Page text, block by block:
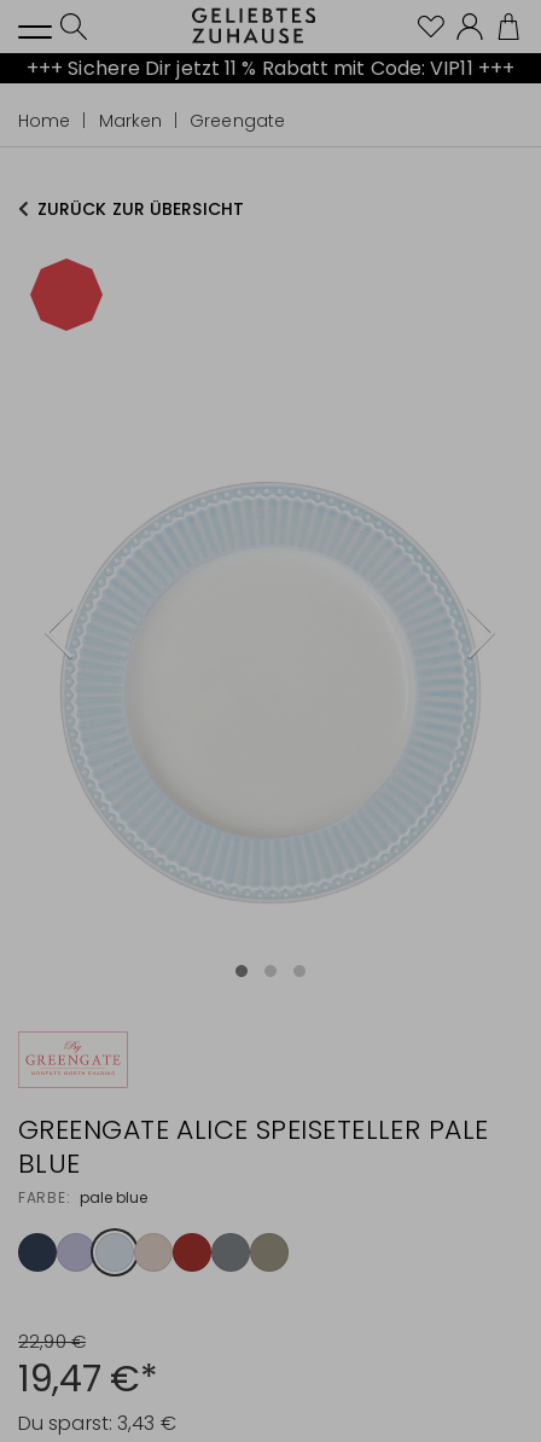
+++ Sichere Dir jetzt 11 % Rabatt mit Code: VIP11 +++
Home Marken Greengate
ZURÜCK ZUR ÜBERSICHT
GREENGATE ALICE SPEISETELLER PALE
BLUE
FARBE: pale blue
22,90 €
19,47 €*
Du sparst:3,43 €